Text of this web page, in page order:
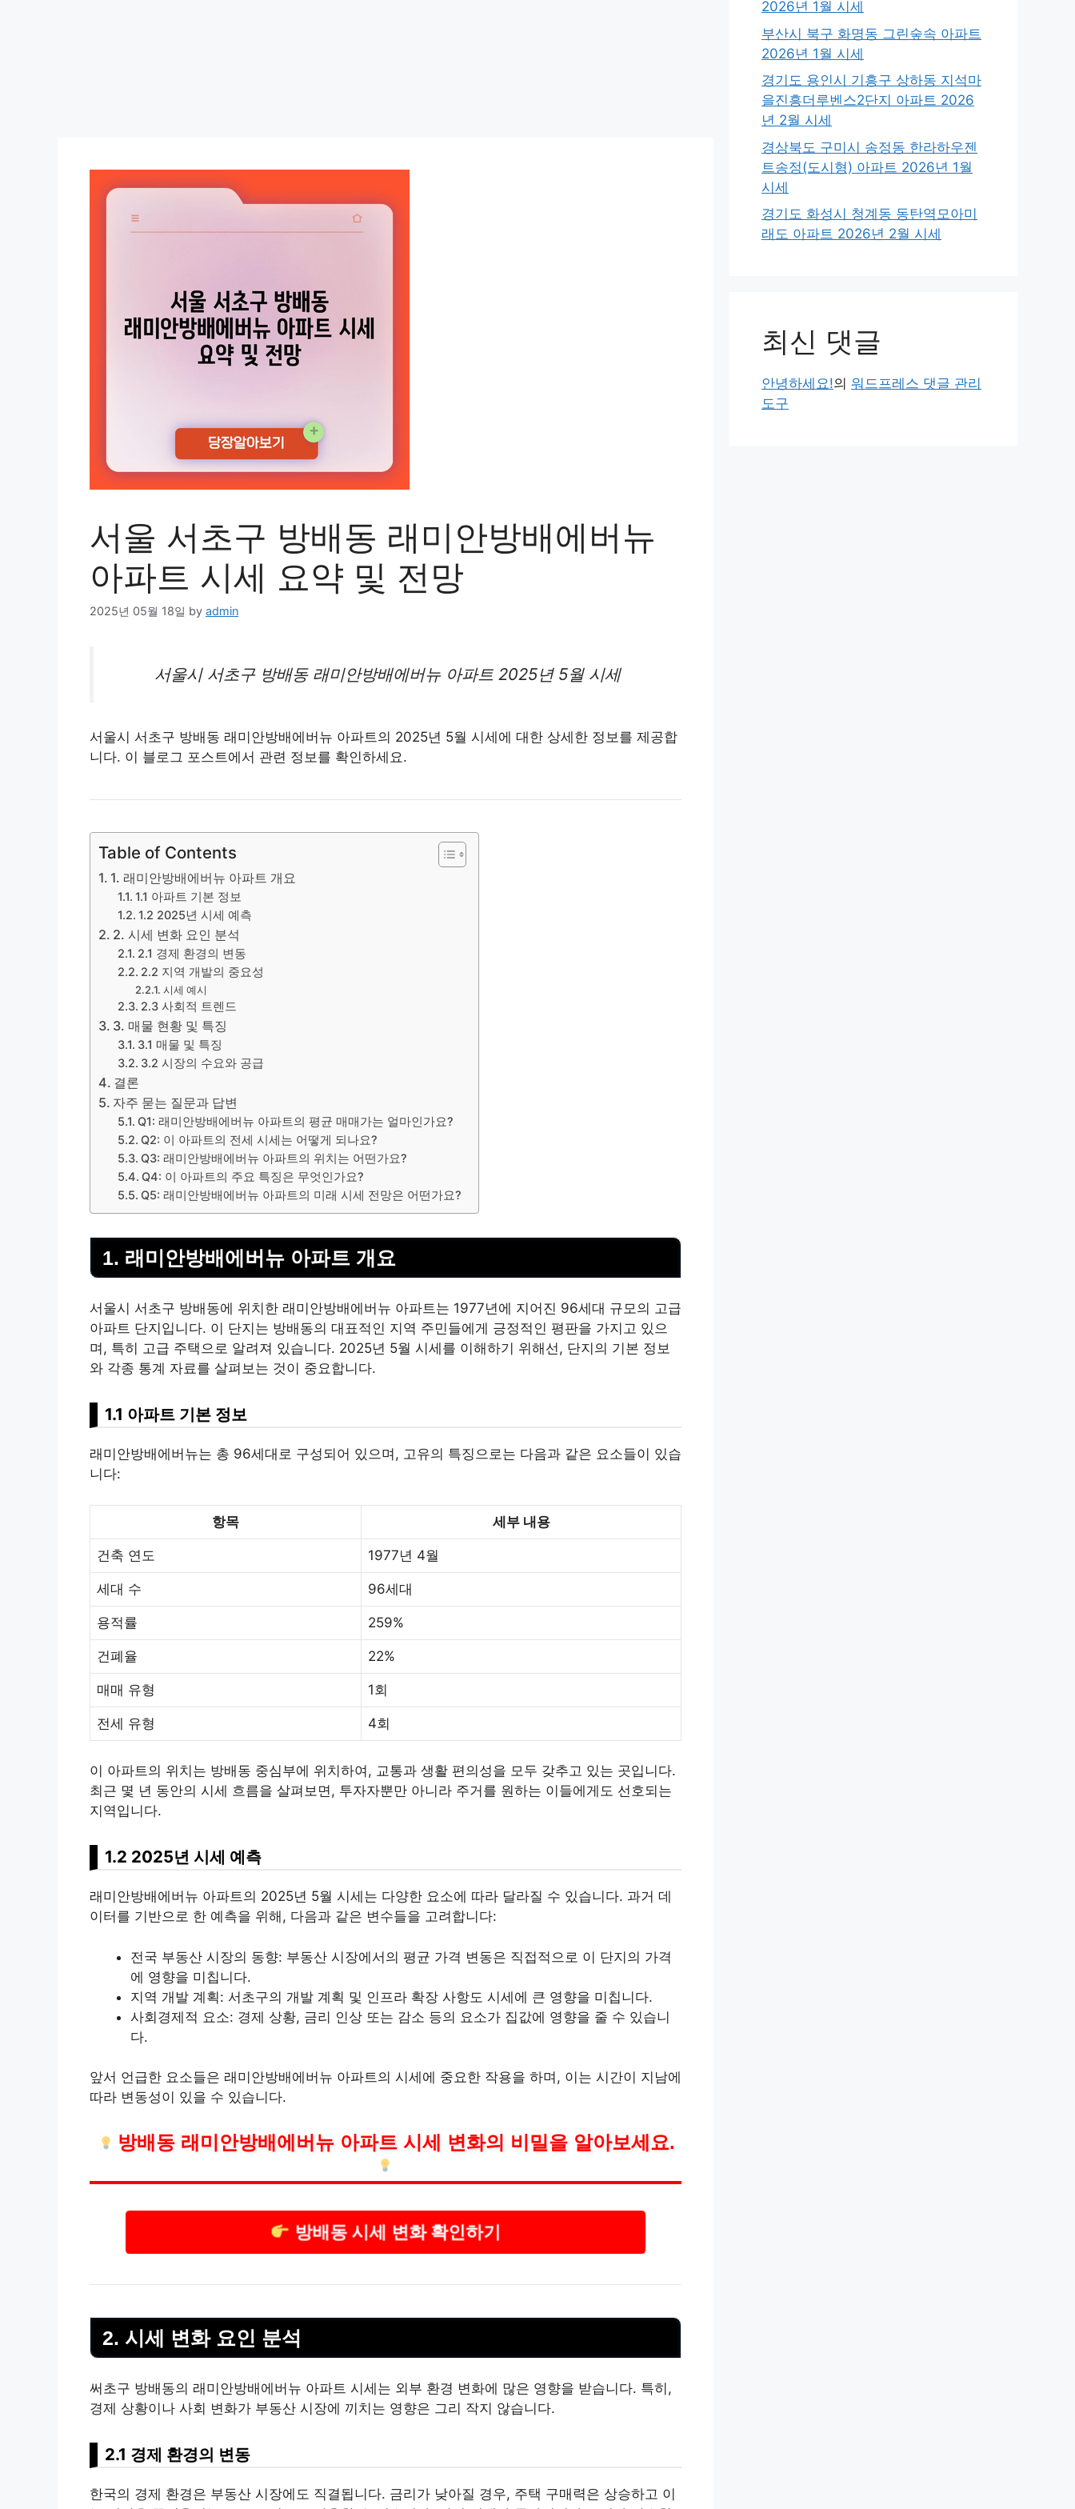
서울 서초구 방배동 래미안방배에버뉴
아파트 시세 요약 및 전망
2025년 05월 18일 by admin
서울시 서초구 방배동 래미안방배에버뉴 아파트 2025년 5월 시세
서울시 서초구 방배동 래미안방배에버뉴 아파트의 2025년 5월 시세에 대한 상세한 정보를 제공합
니다. 이 블로그 포스트에서 관련 정보를 확인하세요.
Table of Contents
1. 래미안방배에버뉴 아파트 개요
1.1 아파트 기본 정보
1.2 2025년 시세 예측
2. 시세 변화 요인 분석
2.1 경제 환경의 변동
2.2 지역 개발의 중요성
시세 예시
2.3 사회적 트렌드
3. 매물 현황 및 특징
3.1 매물 및 특징
3.2 시장의 수요와 공급
결론
자주 묻는 질문과 답변
Q1: 래미안방배에버뉴 아파트의 평균 매매가는 얼마인가요?
Q2: 이 아파트의 전세 시세는 어떻게 되나요?
Q3: 래미안방배에버뉴 아파트의 위치는 어떤가요?
Q4: 이 아파트의 주요 특징은 무엇인가요?
Q5: 래미안방배에버뉴 아파트의 미래 시세 전망은 어떤가요?
1. 래미안방배에버뉴 아파트 개요
서울시 서초구 방배동에 위치한 래미안방배에버뉴 아파트는 1977년에 지어진 96세대 규모의 고급
아파트 단지입니다. 이 단지는 방배동의 대표적인 지역 주민들에게 긍정적인 평판을 가지고 있으
며, 특히 고급 주택으로 알려져 있습니다. 2025년 5월 시세를 이해하기 위해선, 단지의 기본 정보
와 각종 통계 자료를 살펴보는 것이 중요합니다.
1.1 아파트 기본 정보
래미안방배에버뉴는 총 96세대로 구성되어 있으며, 고유의 특징으로는 다음과 같은 요소들이 있습
니다:
항목 세부 내용
건축 연도 1977년 4월
세대 수 96세대
용적률 259%
건폐율 22%
매매 유형 1회
전세 유형 4회
이 아파트의 위치는 방배동 중심부에 위치하여, 교통과 생활 편의성을 모두 갖추고 있는 곳입니다.
최근 몇 년 동안의 시세 흐름을 살펴보면, 투자자뿐만 아니라 주거를 원하는 이들에게도 선호되는
지역입니다.
1.2 2025년 시세 예측
래미안방배에버뉴 아파트의 2025년 5월 시세는 다양한 요소에 따라 달라질 수 있습니다. 과거 데
이터를 기반으로 한 예측을 위해, 다음과 같은 변수들을 고려합니다:
전국 부동산 시장의 동향: 부동산 시장에서의 평균 가격 변동은 직접적으로 이 단지의 가격
에 영향을 미칩니다.
지역 개발 계획: 서초구의 개발 계획 및 인프라 확장 사항도 시세에 큰 영향을 미칩니다.
사회경제적 요소: 경제 상황, 금리 인상 또는 감소 등의 요소가 집값에 영향을 줄 수 있습니
다.
앞서 언급한 요소들은 래미안방배에버뉴 아파트의 시세에 중요한 작용을 하며, 이는 시간이 지남에
따라 변동성이 있을 수 있습니다.
방배동 래미안방배에버뉴 아파트 시세 변화의 비밀을 알아보세요.
방배동 시세 변화 확인하기
2. 시세 변화 요인 분석
써초구 방배동의 래미안방배에버뉴 아파트 시세는 외부 환경 변화에 많은 영향을 받습니다. 특히,
경제 상황이나 사회 변화가 부동산 시장에 끼치는 영향은 그리 작지 않습니다.
2.1 경제 환경의 변동
한국의 경제 환경은 부동산 시장에도 직결됩니다. 금리가 낮아질 경우, 주택 구매력은 상승하고 이
2026년 1월 시세
부산시 북구 화명동 그린숲속 아파트
2026년 1월 시세
경기도 용인시 기흥구 상하동 지석마
을진흥더루벤스2단지 아파트 2026
년 2월 시세
경상북도 구미시 송정동 한라하우젠
트송정(도시형) 아파트 2026년 1월
시세
경기도 화성시 청계동 동탄역모아미
래도 아파트 2026년 2월 시세
최신 댓글
안녕하세요!의 워드프레스 댓글 관리
도구